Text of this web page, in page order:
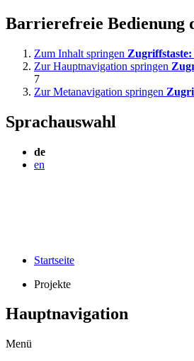
Barrierefreie Bedienung
Zum Inhalt springen Zugriffstaste:
Zur Hauptnavigation springen
7
Zur Metanavigation springen
Sprachauswahl
de
en
Startseite
Projekte
Hauptnavigation
Menü